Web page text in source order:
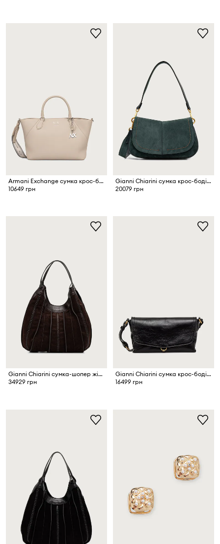
Armani Exchange сумка крос-боді жіноча зі штучної шкіри
10649 грн
Gianni Chiarini сумка крос-боді жіноча замшева HELENA ROUND
20079 грн
Gianni Chiarini сумка-шопер жіноча замшева DUA
34929 грн
Gianni Chiarini сумка крос-боді жіноча шкіряна EUGENIA
16499 грн